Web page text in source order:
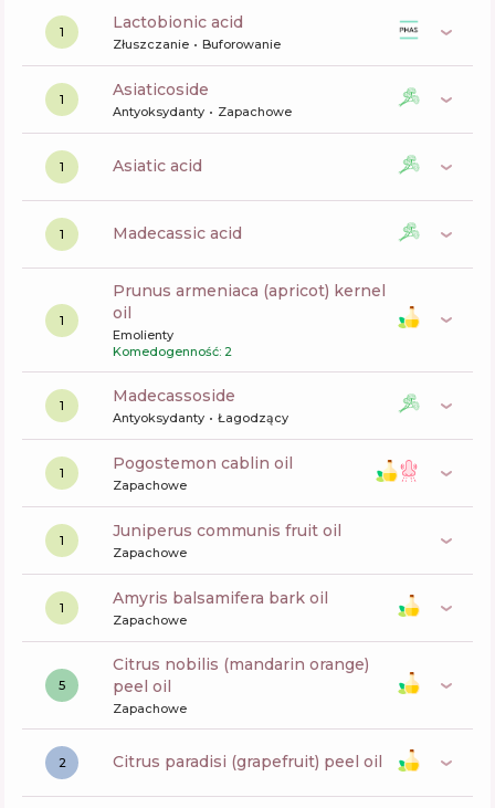
1 lactobionic acid
Złuszczanie Buforowanie
1 asiaticoside
Antyoksydanty Zapachowe
1 asiatic acid
1 madecassic acid
1
prunus armeniaca (apricot) kernel
oil
Emolienty
Komedogenność: 2
1 madecassoside
Antyoksydanty Łagodzący
1 pogostemon cablin oil
Zapachowe
1 juniperus communis fruit oil
Zapachowe
1 amyris balsamifera bark oil
Zapachowe
5
citrus nobilis (mandarin orange)
peel oil
Zapachowe
2 citrus paradisi (grapefruit) peel oil